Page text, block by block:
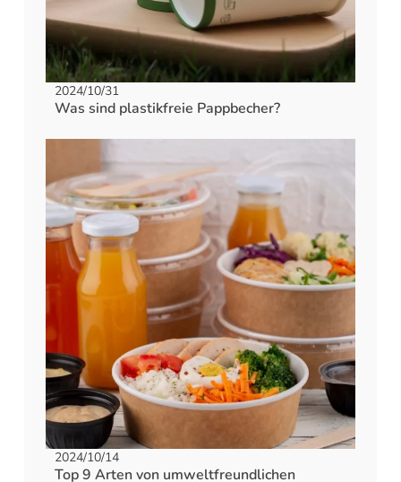
2024/10/31
Was sind plastikfreie Pappbecher?
2024/10/14
Top 9 Arten von umweltfreundlichen